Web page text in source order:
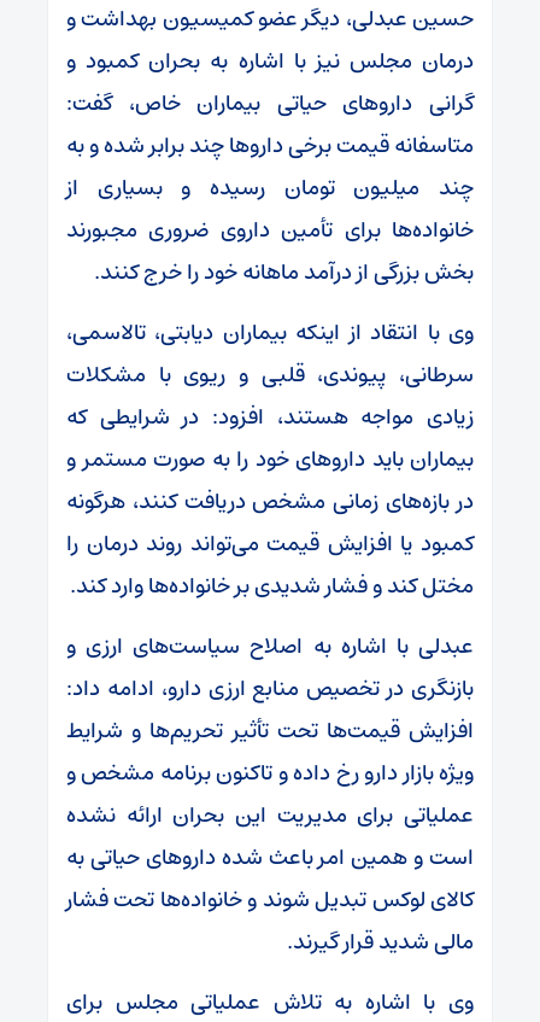
حسین عبدلی، دیگر عضو کمیسیون بهداشت و
درمان مجلس نیز با اشاره به بحران کمبود و
گرانی داروهای حیاتی بیماران خاص، گفت:
متاسفانه قیمت برخی داروها چند برابر شده و به
چند میلیون تومان رسیده و بسیاری از
خانواده‌ها برای تأمین داروی ضروری مجبورند
بخش بزرگی از درآمد ماهانه خود را خرج کنند.
وی با انتقاد از اینکه بیماران دیابتی، تالاسمی،
سرطانی، پیوندی، قلبی و ریوی با مشکلات
زیادی مواجه هستند، افزود: در شرایطی که
بیماران باید داروهای خود را به‌ صورت مستمر و
در بازه‌های زمانی مشخص دریافت کنند، هرگونه
کمبود یا افزایش قیمت می‌تواند روند درمان را
مختل کند و فشار شدیدی بر خانواده‌ها وارد کند.
عبدلی با اشاره به اصلاح سیاست‌های ارزی و
بازنگری در تخصیص منابع ارزی دارو، ادامه داد:
افزایش قیمت‌ها تحت تأثیر تحریم‌ها و شرایط
ویژه بازار دارو رخ داده و تاکنون برنامه مشخص و
عملیاتی برای مدیریت این بحران ارائه نشده
است و همین امر باعث شده داروهای حیاتی به
کالای لوکس تبدیل شوند و خانواده‌ها تحت فشار
مالی شدید قرار گیرند.
وی با اشاره به تلاش عملیاتی مجلس برای